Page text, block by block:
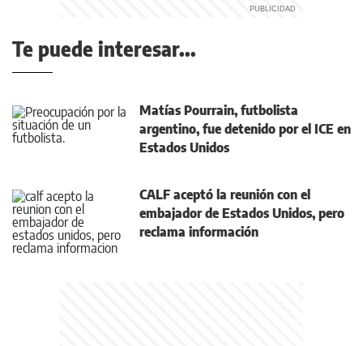
Te puede interesar...
Matías Pourrain, futbolista
argentino, fue detenido por el ICE en
Estados Unidos
CALF aceptó la reunión con el
embajador de Estados Unidos, pero
reclama información